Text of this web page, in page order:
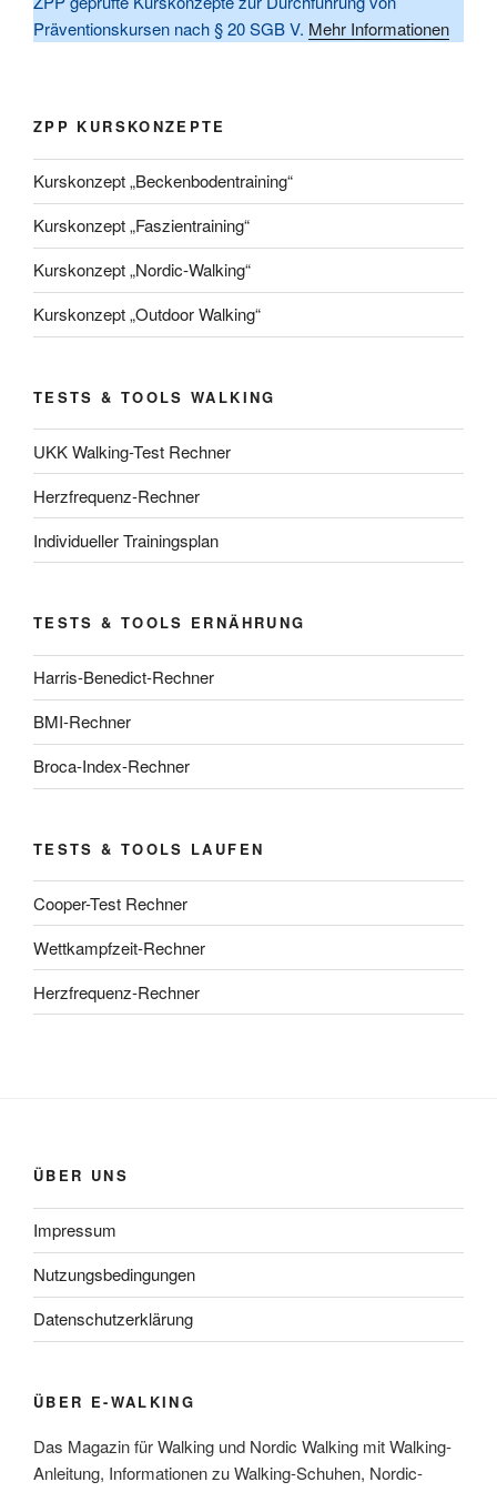
Präventionskursen nach § 20 SGB V. Mehr Informationen
ZPP KURSKONZEPTE
Kurskonzept „Beckenbodentraining“
Kurskonzept „Faszientraining“
Kurskonzept „Nordic-Walking“
Kurskonzept „Outdoor Walking“
TESTS & TOOLS WALKING
UKK Walking-Test Rechner
Herzfrequenz-Rechner
Individueller Trainingsplan
TESTS & TOOLS ERNÄHRUNG
Harris-Benedict-Rechner
BMI-Rechner
Broca-Index-Rechner
TESTS & TOOLS LAUFEN
Cooper-Test Rechner
Wettkampfzeit-Rechner
Herzfrequenz-Rechner
ÜBER UNS
Impressum
Nutzungsbedingungen
Datenschutzerklärung
ÜBER E-WALKING
Das Magazin für Walking und Nordic Walking mit Walking-
Anleitung, Informationen zu Walking-Schuhen, Nordic-